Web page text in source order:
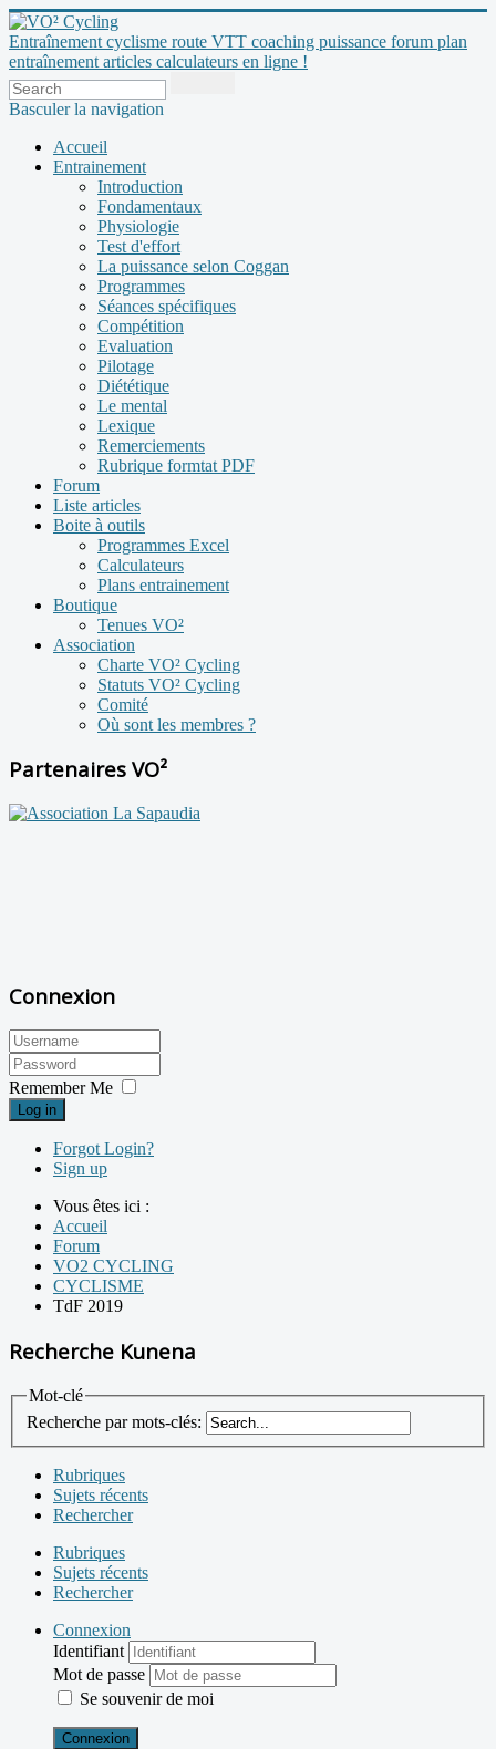
Entraînement cyclisme route VTT coaching puissance forum plan
entraînement articles calculateurs en ligne !
Basculer la navigation
Accueil
Entrainement
Introduction
Fondamentaux
Physiologie
Test d'effort
La puissance selon Coggan
Programmes
Séances spécifiques
Compétition
Evaluation
Pilotage
Diététique
Le mental
Lexique
Remerciements
Rubrique formtat PDF
Forum
Liste articles
Boite à outils
Programmes Excel
Calculateurs
Plans entrainement
Boutique
Tenues VO²
Association
Charte VO² Cycling
Statuts VO² Cycling
Comité
Où sont les membres ?
Partenaires VO²
Connexion
Remember Me
Log in
Forgot Login?
Sign up
Vous êtes ici :
Accueil
Forum
VO2 CYCLING
CYCLISME
TdF 2019
Recherche Kunena
Mot-clé
Recherche par mots-clés:
Rubriques
Sujets récents
Rechercher
Rubriques
Sujets récents
Rechercher
Connexion
Identifiant
Mot de passe
Se souvenir de moi
Connexion